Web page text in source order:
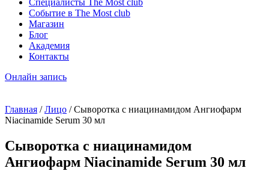
Специалисты The Most club
Событие в The Most club
Магазин
Блог
Академия
Контакты
Онлайн запись
Главная /Лицо / Сыворотка с ниацинамидом Ангиофарм
Niacinamide Serum 30 мл
Сыворотка с ниацинамидом
Ангиофарм Niacinamide Serum 30 мл